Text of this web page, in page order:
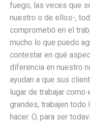
fuego; las veces que
nuestro o de ellos-,
comprometió en el
mucho lo que puedo
contestar en qué
diferencia en nuestro
ayudan a que sus
lugar de trabajar
grandes, trabajen todo
hacer. O, para ser